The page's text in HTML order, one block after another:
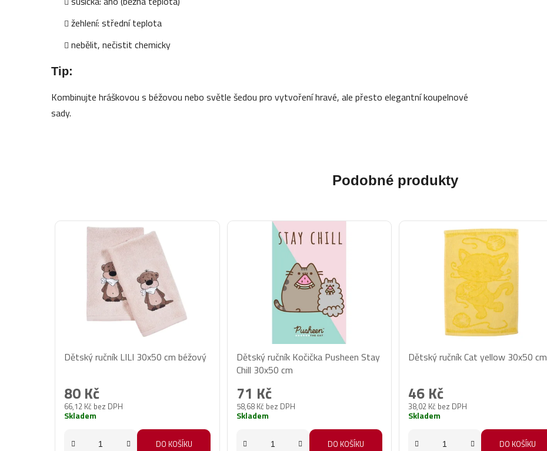
žehlení: střední teplota
nebělit, nečistit chemicky
Tip:
Kombinujte hráškovou s béžovou nebo světle šedou pro vytvoření hravé, ale přesto elegantní koupelnové
sady.
Podobné produkty
Dětský ručník LILI 30x50 cm béžový
66,12 Kč bez DPH
80 Kč
Skladem
DO KOŠÍKU
Dětský ručník Kočička Pusheen Stay
Chill 30x50 cm
58,68 Kč bez DPH
71 Kč
Skladem
DO KOŠÍKU
Dětský ručník Cat yellow 30x50 cm
38,02 Kč bez DPH
46 Kč
Skladem
DO KOŠÍKU